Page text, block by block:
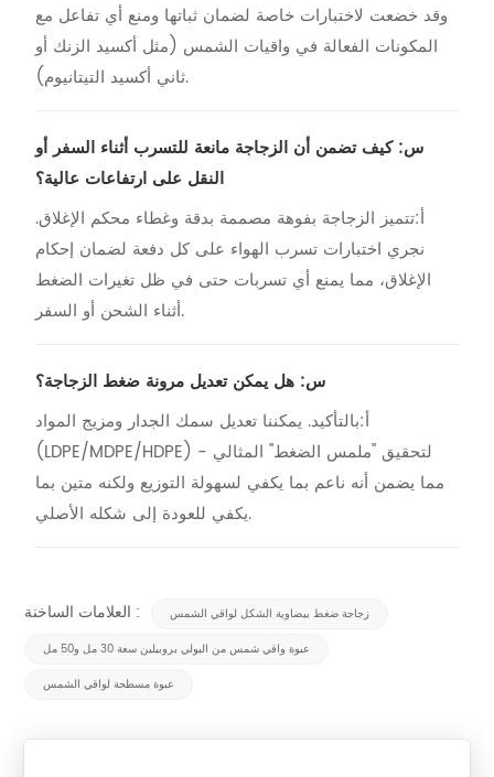
وقد خضعت لاختبارات خاصة لضمان ثباتها ومنع أي تفاعل مع
المكونات الفعالة في واقيات الشمس (مثل أكسيد الزنك أو
ثاني أكسيد التيتانيوم).
س: كيف تضمن أن الزجاجة مانعة للتسرب أثناء السفر أو
النقل على ارتفاعات عالية؟
أ:تتميز الزجاجة بفوهة مصممة بدقة وغطاء محكم الإغلاق.
نجري اختبارات تسرب الهواء على كل دفعة لضمان إحكام
الإغلاق، مما يمنع أي تسربات حتى في ظل تغيرات الضغط
أثناء الشحن أو السفر.
س: هل يمكن تعديل مرونة ضغط الزجاجة؟
أ:بالتأكيد. يمكننا تعديل سمك الجدار ومزيج المواد
(LDPE/MDPE/HDPE) لتحقيق "ملمس الضغط" المثالي -
مما يضمن أنه ناعم بما يكفي لسهولة التوزيع ولكنه متين بما
يكفي للعودة إلى شكله الأصلي.
العلامات الساخنة :
زجاجة ضغط بيضاوية الشكل لواقي الشمس
عبوة واقي شمس من البولي بروبيلين سعة 30 مل و50 مل
عبوة مسطحة لواقي الشمس